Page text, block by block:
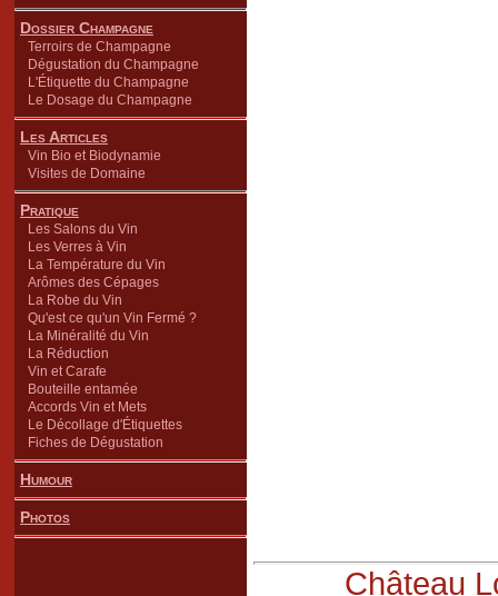
Dossier Champagne
Terroirs de Champagne
Dégustation du Champagne
L'Étiquette du Champagne
Le Dosage du Champagne
Les Articles
Vin Bio et Biodynamie
Visites de Domaine
Pratique
Les Salons du Vin
Les Verres à Vin
La Température du Vin
Arômes des Cépages
La Robe du Vin
Qu'est ce qu'un Vin Fermé ?
La Minéralité du Vin
La Réduction
Vin et Carafe
Bouteille entamée
Accords Vin et Mets
Le Décollage d'Étiquettes
Fiches de Dégustation
Humour
Photos
Château